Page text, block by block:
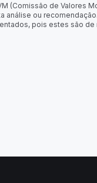
(Comissão de Valores
ou
pois estes são